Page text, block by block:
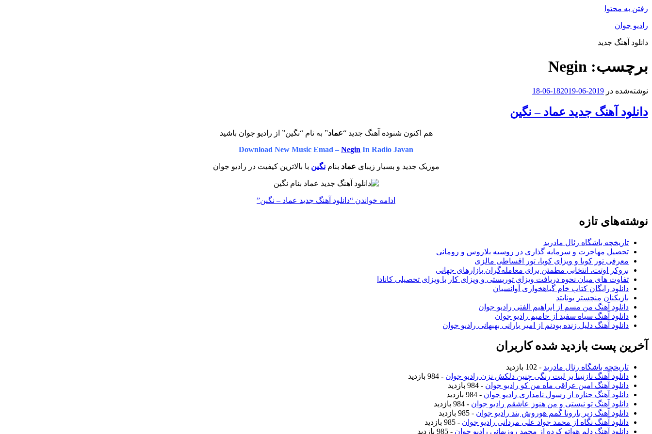
رفتن به محتوا
رادیو جوان
دانلود آهنگ جدید
برچسب: Negin
نوشته‌شده در 2019-06-18
2019-06-18
دانلود آهنگ جدید عماد – نگین
هم اکنون شنوده آهنگ جدید “عماد” به نام “نگین” از رادیو جوان باشید
Download New Music Emad – Negin In Radio Javan
موزیک جدید و بسیار زیبای عماد بنامنگین با بالاترین کیفیت در رادیو جوان
ادامه خواندن “دانلود آهنگ جدید عماد – نگین”
نوشته‌های تازه
تاریخچه باشگاه رئال مادرید
تحصیل مهاجرت و سرمایه گذاری در روسیه بلاروس و رومانی
معرفی تور کوبا و ویزای کوبا، تور اقساطی مالزی
بروکر اوتت، انتخابی مطمئن برای معامله‌گران بازارهای جهانی
تفاوت های میان نحوه دریافت ویزای توریستی و ویزای کار با ویزای تحصیلی کانادا
دانلود رایگان کتاب خام گیاهخواری آوانسیان
بازیکنان منچستر یونایتد
دانلود آهنگ من مسم از ابراهیم الفتی رادیو جوان
دانلود آهنگ سیاه سفید از حامیم رادیو جوان
دانلود آهنگ دلیل زنده بودنم از امیر بارانی بهبهانی رادیو جوان
آخرین پست بازدید شده کاربران
تاریخچه باشگاه رئال مادرید - 102 بازدید
دانلود آهنگ نازنینا بر لبت رنگی چنین دلکش نزن رادیو جوان - 984 بازدید
دانلود آهنگ امین عراقی ماه من کو رادیو جوان - 984 بازدید
دانلود آهنگ جنازه از رسول نامداری رادیو جوان - 984 بازدید
دانلود آهنگ تو نیستی و من هنوز عاشقم رادیو جوان - 984 بازدید
دانلود آهنگ زیر بارونا گمم هوروش بند رادیو جوان - 985 بازدید
دانلود آهنگ نگاه از محمد جواد علی مردانی رادیو جوان - 985 بازدید
دانلود آهنگ دلم هواتو کرده از محمد روزبهانی رادیو جوان - 985 بازدید